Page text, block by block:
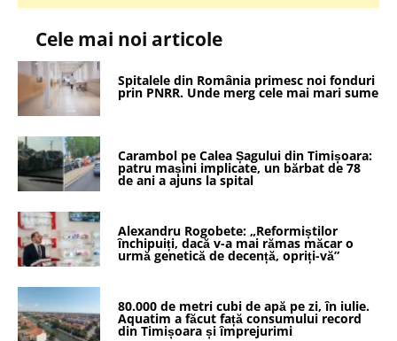
Cele mai noi articole
Spitalele din România primesc noi fonduri
prin PNRR. Unde merg cele mai mari sume
Carambol pe Calea Șagului din Timișoara:
patru mașini implicate, un bărbat de 78
de ani a ajuns la spital
Alexandru Rogobete: „Reformiștilor
închipuiți, dacă v-a mai rămas măcar o
urmă genetică de decență, opriți-vă”
80.000 de metri cubi de apă pe zi, în iulie.
Aquatim a făcut față consumului record
din Timișoara și împrejurimi